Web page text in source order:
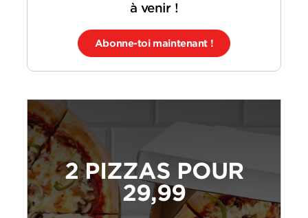
à venir !
Abonne-toi maintenant !
2 PIZZAS POUR
29,99